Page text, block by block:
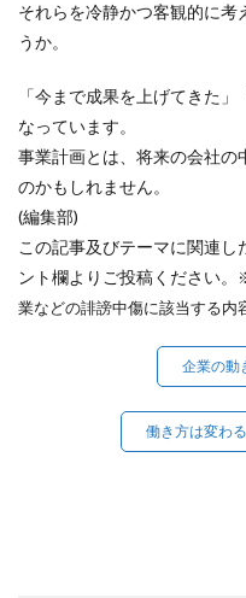
それらを冷静かつ客観的に考
うか。
「今まで成果を上げてきた
なっています。
事業計画とは、将来の会社の
のかもしれません。
(編集部)
この記事及びテーマに関連
ント欄よりご投稿ください。
業などの誹謗中傷に該当する内
企業の動
働き方は変わ